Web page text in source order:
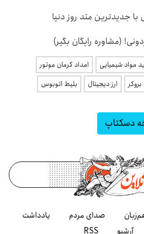
جدیدترین متد روز دنیا
(مشاوره رایگان بگیر)
مواد شیمیایی
امداد کرمان موتور
ارز دیجیتال بلیط اتوبوس
دسکتاپ
صدای مردم
یادداشت
آرشیو RSS